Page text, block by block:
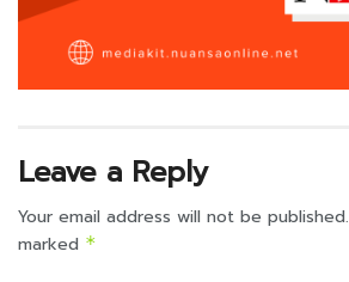
Leave a Reply
Your email address will not be published.
marked *